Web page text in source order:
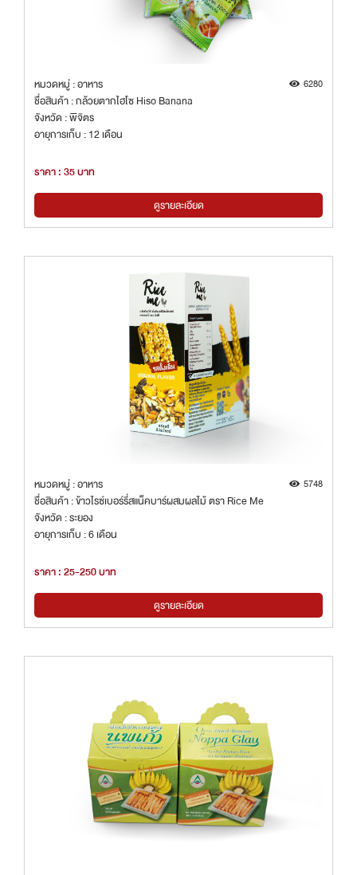
หมวดหมู่ : อาหาร 6280
ชื่อสินค้า : กล้วยตากไฮโซ Hiso Banana
จังหวัด : พิจิตร
อายุการเก็บ : 12 เดือน
ราคา : 35 บาท
ดูรายละเอียด
หมวดหมู่ : อาหาร 5748
ชื่อสินค้า : ข้าวไรซ์เบอร์รี่สแน็คบาร์ผสมผลไม้ ตรา Rice Me
จังหวัด : ระยอง
อายุการเก็บ : 6 เดือน
ราคา : 25-250 บาท
ดูรายละเอียด